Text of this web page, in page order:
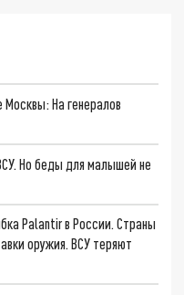
На генералов
Но беды для малышей не
Palantir в России. Страны
оружия. ВСУ теряют